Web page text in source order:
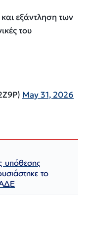
εξάντληση των
του
May 31, 2026
υπόθεσης
το